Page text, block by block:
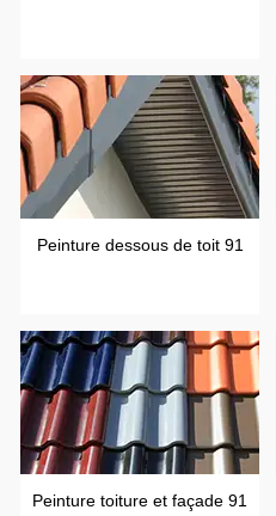
Peinture dessous de toit 91
Peinture toiture et façade 91